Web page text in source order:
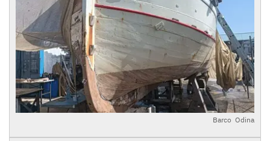
Barco Odina